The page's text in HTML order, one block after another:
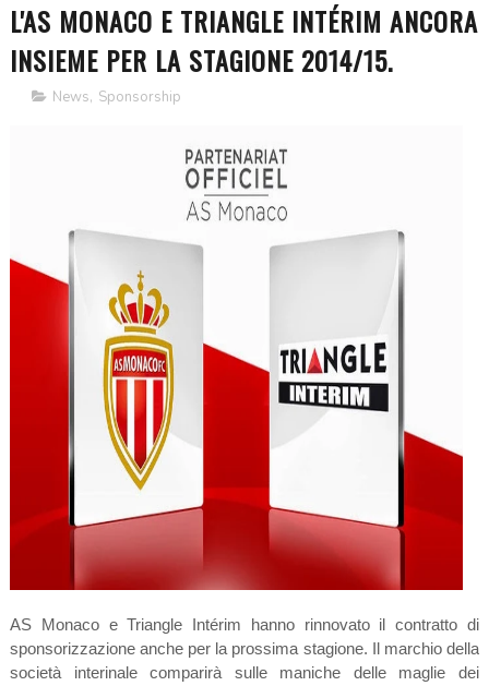
L'AS MONACO E TRIANGLE INTÉRIM ANCORA
INSIEME PER LA STAGIONE 2014/15.
News, Sponsorship
AS Monaco eTriangle Intérim hanno rinnovato il contratto di
sponsorizzazione anche per la prossima stagione. Il marchio della
società interinale comparirà sulle maniche delle maglie dei